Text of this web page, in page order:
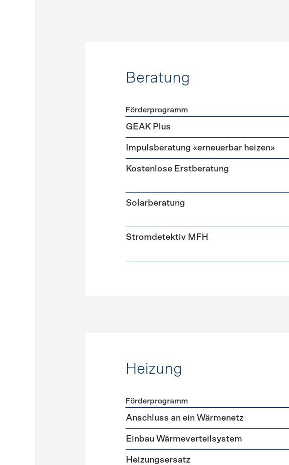
Beratung
Förderprogramme
Förderprogramm
GEAK Plus
Impulsberatung «erneuerbar heizen»
Kostenlose Erstberatung
Solarberatung
Stromdetektiv MFH
Heizung
Förderprogramme Heizung
Förderprogramm
Anschluss an ein Wärmenetz
Einbau Wärmeverteilsystem
Heizungsersatz